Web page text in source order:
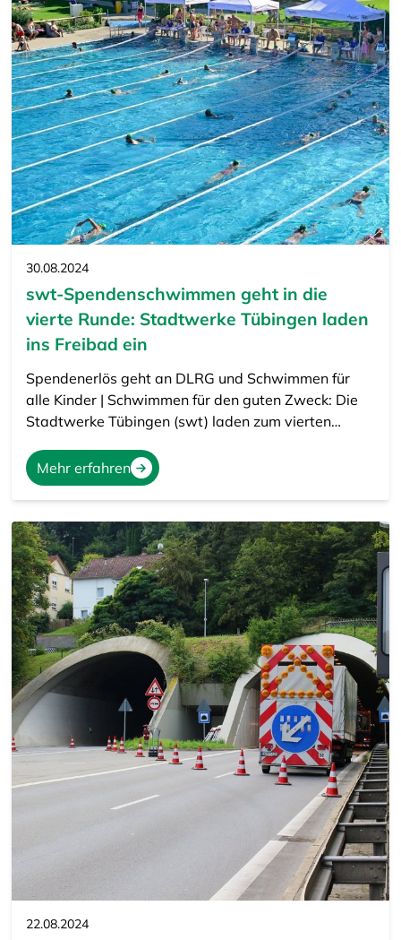
30.08.2024
swt-Spendenschwimmen geht in die
vierte Runde: Stadtwerke Tübingen laden
ins Freibad ein
Spendenerlös geht an DLRG und Schwimmen für
alle Kinder | Schwimmen für den guten Zweck: Die
Stadtwerke Tübingen (swt) laden zum vierten…
Mehr erfahren
22.08.2024